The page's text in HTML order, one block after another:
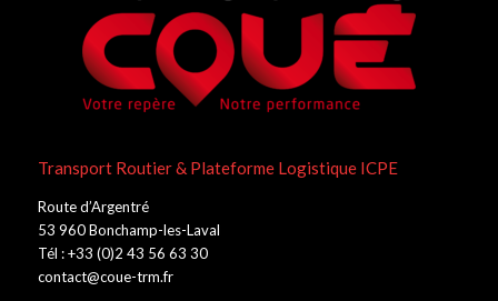
Transport Routier & Plateforme Logistique ICPE
Route d’Argentré
53 960 Bonchamp-les-Laval
Tél : +33 (0)2 43 56 63 30
contact@coue-trm.fr